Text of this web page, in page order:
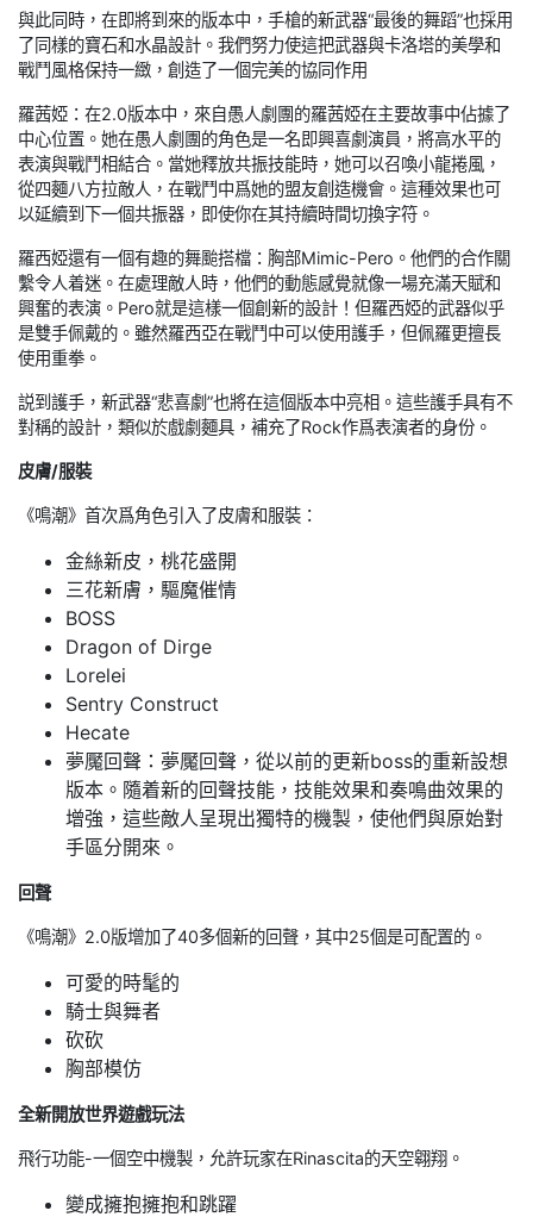
與此同時，在即將到來的版本中，手槍的新武器“最後的舞蹈”也採用
了同樣的寶石和水晶設計。我們努力使這把武器與卡洛塔的美學和
戰鬥風格保持一緻，創造了一個完美的協同作用
羅茜婭：在2.0版本中，來自愚人劇團的羅茜婭在主要故事中佔據了
中心位置。她在愚人劇團的角色是一名即興喜劇演員，將高水平的
表演與戰鬥相結合。當她釋放共振技能時，她可以召喚小龍捲風，
從四麵八方拉敵人，在戰鬥中爲她的盟友創造機會。這種效果也可
以延續到下一個共振器，即使你在其持續時間切換字符。
羅西婭還有一個有趣的舞颱搭檔：胸部Mimic-Pero。他們的合作關
繫令人着迷。在處理敵人時，他們的動態感覺就像一場充滿天賦和
興奮的表演。Pero就是這樣一個創新的設計！但羅西婭的武器似乎
是雙手佩戴的。雖然羅西亞在戰鬥中可以使用護手，但佩羅更擅長
使用重拳。
説到護手，新武器“悲喜劇”也將在這個版本中亮相。這些護手具有不
對稱的設計，類似於戲劇麵具，補充了Rock作爲表演者的身份。
皮膚/服裝
《鳴潮》首次爲角色引入了皮膚和服裝：
金絲新皮，桃花盛開
三花新膚，驅魔催情
BOSS
Dragon of Dirge
Lorelei
Sentry Construct
Hecate
夢魘回聲：夢魘回聲，從以前的更新boss的重新設想
版本。隨着新的回聲技能，技能效果和奏鳴曲效果的
增強，這些敵人呈現出獨特的機製，使他們與原始對
手區分開來。
回聲
《鳴潮》2.0版增加了40多個新的回聲，其中25個是可配置的。
可愛的時髦的
騎士與舞者
砍砍
胸部模仿
全新開放世界遊戲玩法
飛行功能-一個空中機製，允許玩家在Rinascita的天空翱翔。
變成擁抱擁抱和跳躍